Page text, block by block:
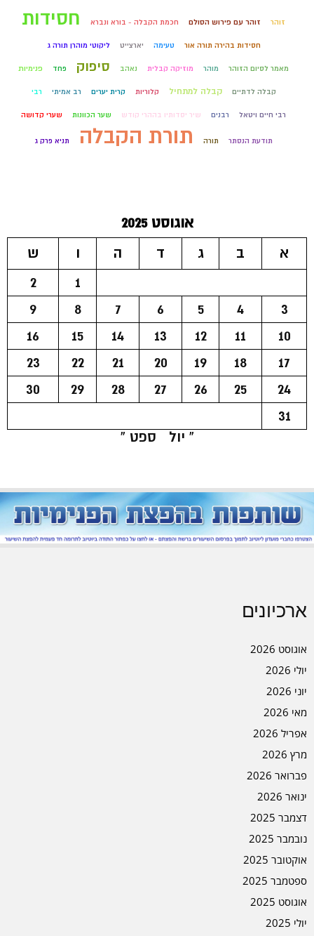
זוהר זוהר עם פירוש הסולם חכמת הקבלה - בורא ונברא חסידות
חסידות בהירה תורה אור טעימה יארצייט ליקוטי מוהרן תורה ג
מאמר לסיום הזוהר מוהר מוזיקה קבלית נאהב סיפוק פחד פנימיות
קבלה לדתיים קבלה למתחיל קלוריות קרית יערים רב אמיתי רבי
רבי חיים ויטאל רבנים שיר יסדותיו בההרי קודש שער הכוונות שערי קדושה
תודעת הנסתר תורה תורת הקבלה תניא פרק ג
אוגוסט 2025
א
ב ג ד ה ו
ש
1
2
3
4
5
6
7
8
9
10
11
12
13
14
15
16
17
18
19
20
21
22
23
24
25
26
27
28
29
30
31
« יול
ספט »
ארכיונים
אוגוסט 2026
יולי 2026
יוני 2026
מאי 2026
אפריל 2026
מרץ 2026
פברואר 2026
ינואר 2026
דצמבר 2025
נובמבר 2025
אוקטובר 2025
ספטמבר 2025
אוגוסט 2025
יולי 2025